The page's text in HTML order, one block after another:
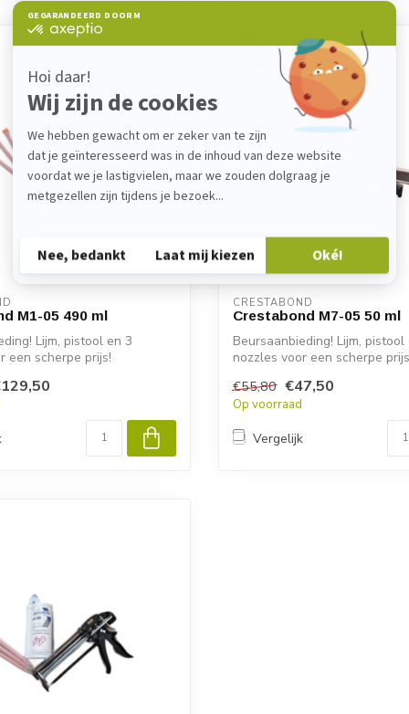
M1-05 490 ml
Lijm, pistool en 3
een scherpe prijs!
CRESTABOND
Crestabond M7-05 50 ml
Beursaanbieding! Lijm, pistool
nozzles voor een scherpe
Universel...
€55,80 €47,50
Op voorraad
Vergelijk